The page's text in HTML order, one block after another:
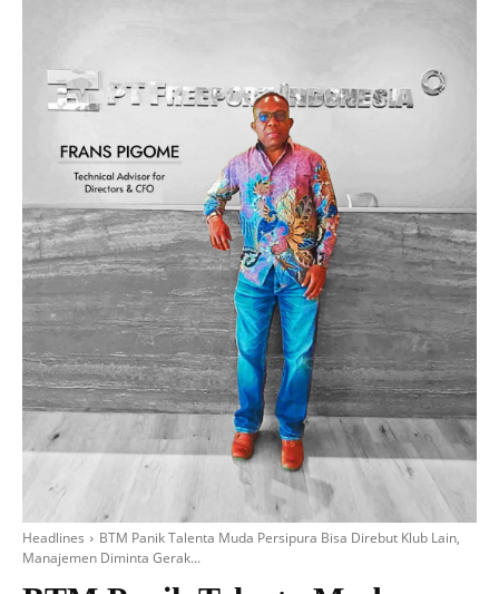
Headlines
BTM Panik Talenta Muda Persipura Bisa Direbut Klub Lain,
Manajemen Diminta Gerak...